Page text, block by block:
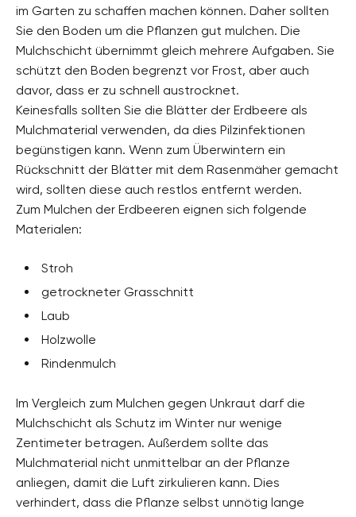
im Garten zu schaffen machen können. Daher sollten
Sie den Boden um die Pflanzen gut mulchen. Die
Mulchschicht übernimmt gleich mehrere Aufgaben. Sie
schützt den Boden begrenzt vor Frost, aber auch
davor, dass er zu schnell austrocknet.
Keinesfalls sollten Sie die Blätter der Erdbeere als
Mulchmaterial verwenden, da dies Pilzinfektionen
begünstigen kann. Wenn zum Überwintern ein
Rückschnitt der Blätter mit dem Rasenmäher gemacht
wird, sollten diese auch restlos entfernt werden.
Zum Mulchen der Erdbeeren eignen sich folgende
Materialen:
Stroh
getrockneter Grasschnitt
Laub
Holzwolle
Rindenmulch
Im Vergleich zum Mulchen gegen Unkraut darf die
Mulchschicht als Schutz im Winter nur wenige
Zentimeter betragen. Außerdem sollte das
Mulchmaterial nicht unmittelbar an der Pflanze
anliegen, damit die Luft zirkulieren kann. Dies
verhindert, dass die Pflanze selbst unnötig lange